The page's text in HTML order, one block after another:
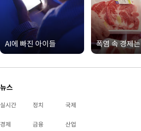
AI에 빠진 아이들 폭염 속 경제는
뉴스
실시간 정치 국제
경제 금융 산업